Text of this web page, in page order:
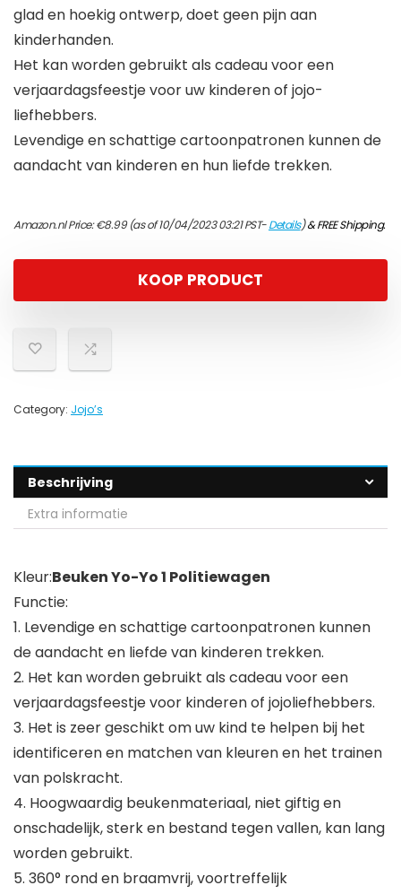
glad en hoekig ontwerp, doet geen pijn aan
kinderhanden.
Het kan worden gebruikt als cadeau voor een
verjaardagsfeestje voor uw kinderen of jojo-
liefhebbers.
Levendige en schattige cartoonpatronen kunnen de
aandacht van kinderen en hun liefde trekken.
Amazon.nl Price:€8.99(as of 10/04/2023 03:21 PST-Details)&FREE Shipping.
KOOP PRODUCT
Category: Jojo’s
Beschrijving
Extra informatie
Kleur:Beuken Yo-Yo 1 Politiewagen
Functie:
1. Levendige en schattige cartoonpatronen kunnen
de aandacht en liefde van kinderen trekken.
2. Het kan worden gebruikt als cadeau voor een
verjaardagsfeestje voor kinderen of jojoliefhebbers.
3. Het is zeer geschikt om uw kind te helpen bij het
identificeren en matchen van kleuren en het trainen
van polskracht.
4. Hoogwaardig beukenmateriaal, niet giftig en
onschadelijk, sterk en bestand tegen vallen, kan lang
worden gebruikt.
5. 360° rond en braamvrij, voortreffelijk